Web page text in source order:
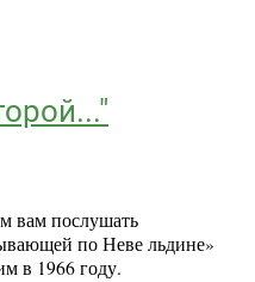
вам послушать
по Неве льдине»
в 1966 году.